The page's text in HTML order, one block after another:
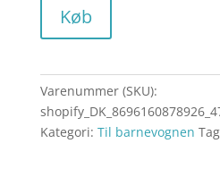
Køb
Varenummer (SKU):
Kategori: Til barnevognen